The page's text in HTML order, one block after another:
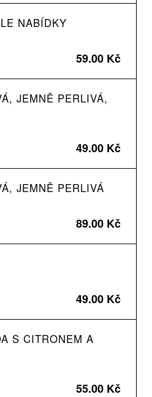
NABÍDKY
59.00 Kč
JEMNĚ PERLIVÁ,
49.00 Kč
JEMNĚ PERLIVÁ
89.00 Kč
49.00 Kč
S CITRONEM A
55.00 Kč